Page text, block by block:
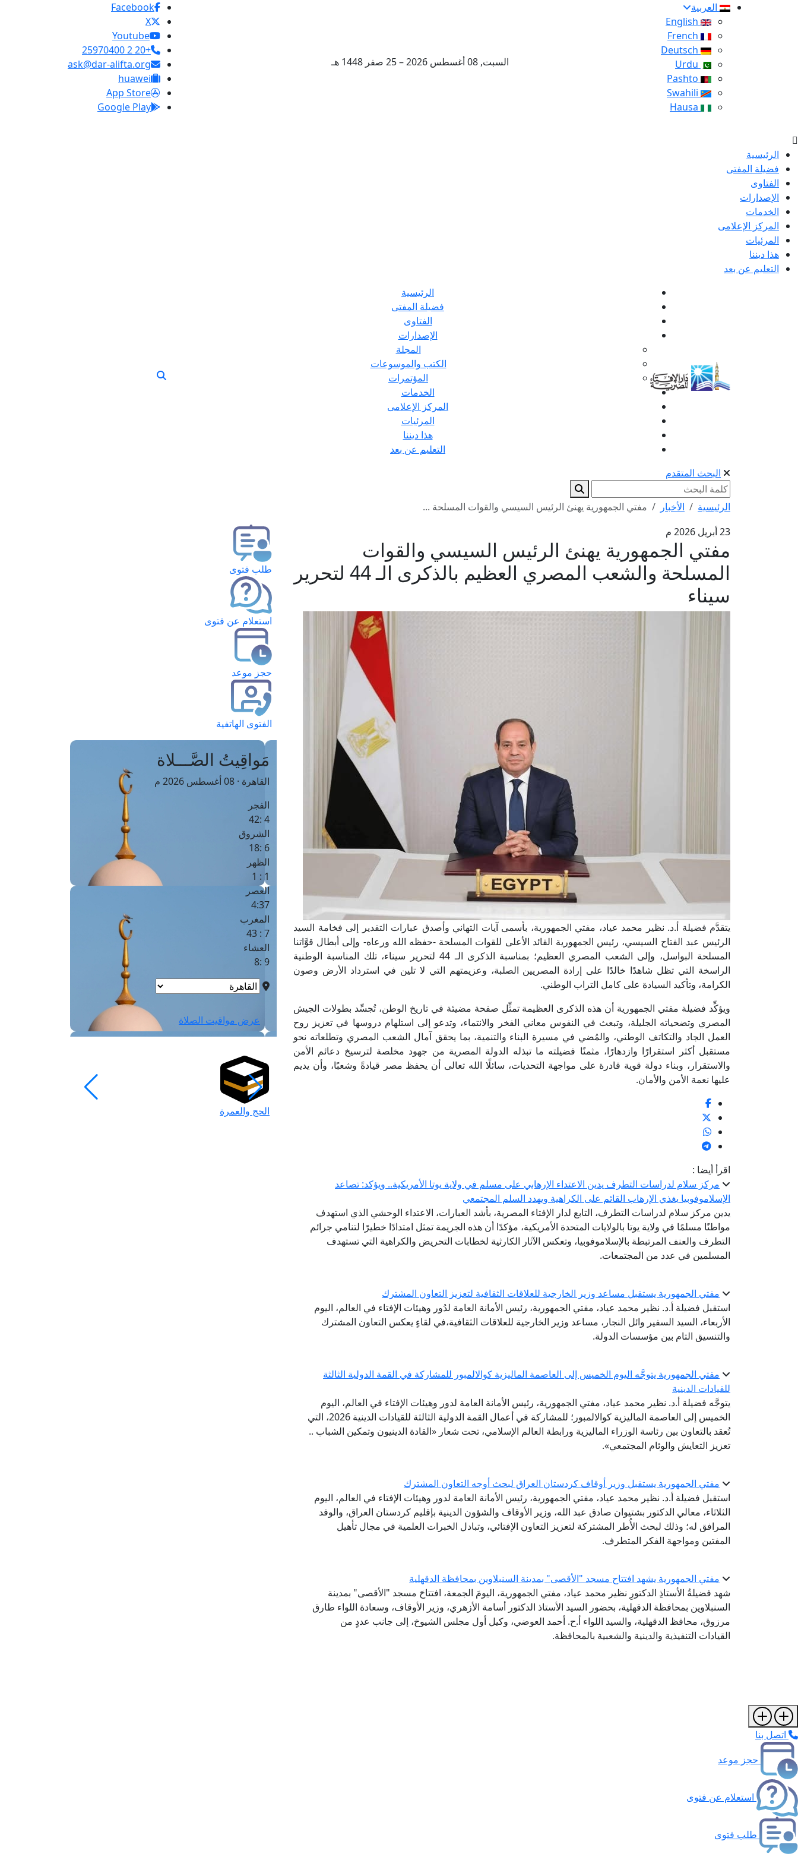
العربية
السبت, 08 أغسطس 2026 – 25 صفر 1448 هـ
Facebook
X
Youtube
+20 2 25970400
ask@dar-alifta.org
huawei
App Store
Google Play
الرئيسية
فضيلة المفتى
الفتاوى
الإصدارات
الخدمات
المركز الإعلامى
المرئيات
هذا ديننا
التعليم عن بعد
الرئيسية
فضيلة المفتى
الفتاوى
الإصدارات
المجلة
الكتب والموسوعات
المؤتمرات
الخدمات
المركز الإعلامى
المرئيات
هذا ديننا
التعليم عن بعد
البحث المتقدم
الرئيسية الأخبار
مفتي الجمهورية يهنئ الرئيس السيسي والقوات المسلحة ...
23 أبريل 2026 م
مفتي الجمهورية يهنئ الرئيس السيسي والقوات
المسلحة والشعب المصري العظيم بالذكرى الـ 44 لتحرير
سيناء
يتقدَّم فضيلة أ.د. نظير محمد عياد، مفتي الجمهورية، بأسمى آيات التهاني وأصدق عبارات التقدير إلى فخامة السيد
الرئيس عبد الفتاح السيسي، رئيس الجمهورية القائد الأعلى للقوات المسلحة -حفظه الله ورعاه- وإلى أبطال قوَّاتنا
المسلحة البواسل، وإلى الشعب المصري العظيم؛ بمناسبة الذكرى الـ 44 لتحرير سيناء، تلك المناسبة الوطنية
الراسخة التي تظل شاهدًا خالدًا على إرادة المصريين الصلبة، وعزيمتهم التي لا تلين في استرداد الأرض وصون
الكرامة، وتأكيد السيادة على كامل التراب الوطني.
ويؤكِّد فضيلة مفتي الجمهورية أن هذه الذكرى العظيمة تمثِّل صفحة مضيئة في تاريخ الوطن، تُجسِّد بطولات الجيش
المصري وتضحياته الجليلة، وتبعث في النفوس معاني الفخر والانتماء، وتدعو إلى استلهام دروسها في تعزيز روح
العمل الجاد والتكاتف الوطني، والمُضي في مسيرة البناء والتنمية، بما يحقق آمال الشعب المصري وتطلعاته نحو
مستقبل أكثر استقرارًا وازدهارًا، مثمنًا فضيلته ما تبذله الدولة المصرية من جهود مخلصة لترسيخ دعائم الأمن
والاستقرار، وبناء دولة قوية قادرة على مواجهة التحديات، سائلًا الله تعالى أن يحفظ مصر قيادةً وشعبًا، وأن يديم
عليها نعمة الأمن والأمان.
اقرأ أيضا :
مركز سلام لدراسات التطرف يدين الاعتداء الإرهابي على مسلم في ولاية يوتا الأمريكية.. ويؤكد: تصاعد
الإسلاموفوبيا يغذي الإرهاب القائم على الكراهية ويهدد السلم المجتمعي
يدين مركز سلام لدراسات التطرف، التابع لدار الإفتاء المصرية، بأشد العبارات، الاعتداء الوحشي الذي استهدف
مواطنًا مسلمًا في ولاية يوتا بالولايات المتحدة الأمريكية، مؤكدًا أن هذه الجريمة تمثل امتدادًا خطيرًا لتنامي جرائم
التطرف والعنف المرتبطة بالإسلاموفوبيا، وتعكس الآثار الكارثية لخطابات التحريض والكراهية التي تستهدف
المسلمين في عدد من المجتمعات.
مفتي الجمهورية يستقبل مساعد وزير الخارجية للعلاقات الثقافية لتعزيز التعاون المشترك
استقبل فضيلة أ.د. نظير محمد عياد، مفتي الجمهورية، رئيس الأمانة العامة لدُور وهيئات الإفتاء في العالم، اليوم
الأربعاء، السيد السفير وائل النجار، مساعد وزير الخارجية للعلاقات الثقافية،في لقاءٍ يعكس التعاون المشترك
والتنسيق التام بين مؤسسات الدولة.
مفتي الجمهورية يتوجَّه اليوم الخميس إلى العاصمة الماليزية كوالالمبور للمشاركة في القمة الدولية الثالثة
للقيادات الدينية
يتوجَّه فضيلة أ.د. نظير محمد عياد، مفتي الجمهورية، رئيس الأمانة العامة لدور وهيئات الإفتاء في العالم، اليوم
الخميس إلى العاصمة الماليزية كوالالمبور؛ للمشاركة في أعمال القمة الدولية الثالثة للقيادات الدينية 2026، التي
تُعقد بالتعاون بين رئاسة الوزراء الماليزية ورابطة العالم الإسلامي، تحت شعار «القادة الدينيون وتمكين الشباب ..
تعزيز التعايش والوئام المجتمعي».
مفتي الجمهورية يستقبل وزير أوقاف كردستان العراق لبحث أوجه التعاون المشترك
استقبل فضيلة أ.د. نظير محمد عياد، مفتي الجمهورية، رئيس الأمانة العامة لدور وهيئات الإفتاء في العالم، اليوم
الثلاثاء، معالي الدكتور بشتيوان صادق عبد الله، وزير الأوقاف والشؤون الدينية بإقليم كردستان العراق، والوفد
المرافق له؛ وذلك لبحث الأُطر المشتركة لتعزيز التعاون الإفتائي، وتبادل الخبرات العلمية في مجال تأهيل
المفتين ومواجهة الفكر المتطرف.
مفتي الجمهورية يشهد افتتاح مسجد "الأقصى" بمدينة السنبلاوين بمحافظة الدقهلية
شهد فضيلةُ الأستاذِ الدكتورِ نظير محمد عياد، مفتي الجمهورية، اليومَ الجمعة، افتتاحَ مسجد "الأقصى" بمدينة
السنبلاوين بمحافظة الدقهلية، بحضور السيد الأستاذ الدكتور أسامة الأزهري، وزير الأوقاف، وسعادة اللواء طارق
مرزوق، محافظ الدقهلية، والسيد اللواء أ.ح. أحمد العوضي، وكيل أول مجلس الشيوخ، إلى جانب عددٍ من
القيادات التنفيذية والدينية والشعبية بالمحافظة.
طلب فتوى
استعلام عن فتوى
حجز موعد
الفتوى الهاتفية
مَواقِيتُ الصَّـــلاة
القاهرة · 08 أغسطس 2026 م
الفجر
4 :42
الشروق
6 :18
الظهر
1 : 1
العصر
4:37
المغرب
7 : 43
العشاء
9 :8
عرض مواقيت الصلاة
الحج والعمرة
اتصل بنا
حجز موعد
استعلام عن فتوى
طلب فتوى